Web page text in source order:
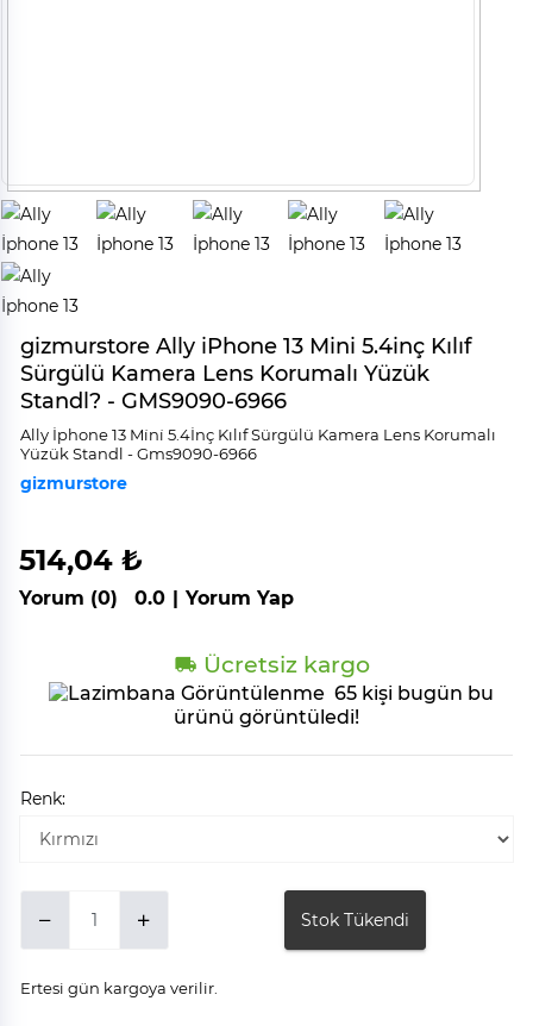
gizmurstore Ally iPhone 13 Mini 5.4inç Kılıf
Sürgülü Kamera Lens Korumalı Yüzük
Standl? - GMS9090-6966
Ally İphone 13 Mi̇ni̇ 5.4İnç Kılıf Sürgülü Kamera Lens Korumalı
Yüzük Standl - Gms9090-6966
gizmurstore
514,04 ₺
Yorum (0) 0.0 | Yorum Yap
Ücretsiz kargo
65 kişi bugün bu
ürünü görüntüledi!
Renk:
Stok Tükendi
Ertesi gün kargoya verilir.